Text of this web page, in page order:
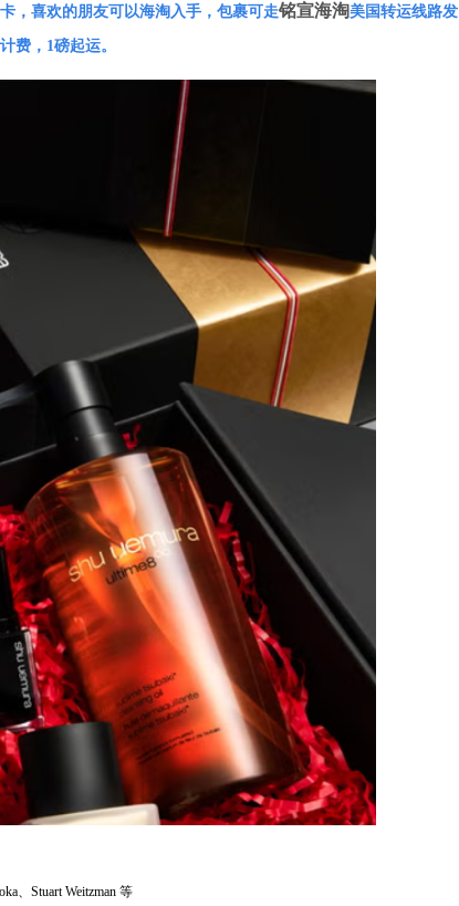
，喜欢的朋友可以海淘入手，包裹可走铭宣海淘美国转运线路发
费，1磅起运。
、Stuart Weitzman 等